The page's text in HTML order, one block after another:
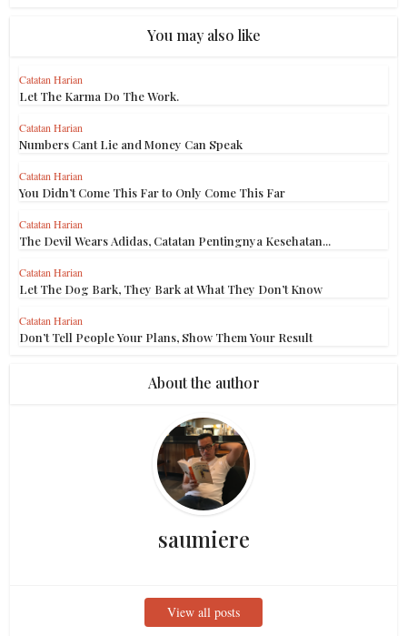
You may also like
Catatan Harian
Let The Karma Do The Work.
Catatan Harian
Numbers Cant Lie and Money Can Speak
Catatan Harian
You Didn’t Come This Far to Only Come This Far
Catatan Harian
The Devil Wears Adidas, Catatan Pentingnya Kesehatan...
Catatan Harian
Let The Dog Bark, They Bark at What They Don’t Know
Catatan Harian
Don’t Tell People Your Plans, Show Them Your Result
About the author
saumiere
View all posts